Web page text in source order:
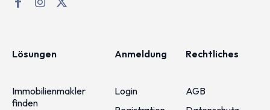
Lösungen
Immobilienmakler
finden
Anmeldung
Login
Rechtliches
AGB